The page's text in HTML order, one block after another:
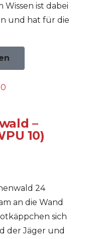
Wissen ist dabei
und hat für die
–
10)
24
an die Wand
sich
der Jäger und